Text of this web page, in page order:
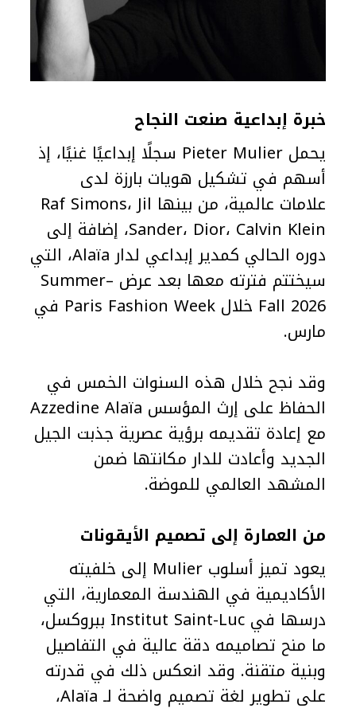
خبرة إبداعية صنعت النجاح
يحمل Pieter Mulier سجلًا إبداعيًا غنيًا، إذ
أسهم في تشكيل هويات بارزة لدى
علامات عالمية، من بينها Raf Simons، Jil
Sander، Dior، Calvin Klein، إضافة إلى
دوره الحالي كمدير إبداعي لدار Alaïa، التي
سيختتم فترته معها بعد عرض Summer–
Fall 2026 خلال Paris Fashion Week في
مارس.
وقد نجح خلال هذه السنوات الخمس في
الحفاظ على إرث المؤسس Azzedine Alaïa
مع إعادة تقديمه برؤية عصرية جذبت الجيل
الجديد وأعادت للدار مكانتها ضمن
المشهد العالمي للموضة.
من العمارة إلى تصميم الأيقونات
يعود تميز أسلوب Mulier إلى خلفيته
الأكاديمية في الهندسة المعمارية، التي
درسها في Institut Saint-Luc ببروكسل،
ما منح تصاميمه دقة عالية في التفاصيل
وبنية متقنة. وقد انعكس ذلك في قدرته
على تطوير لغة تصميم واضحة لـ Alaïa،